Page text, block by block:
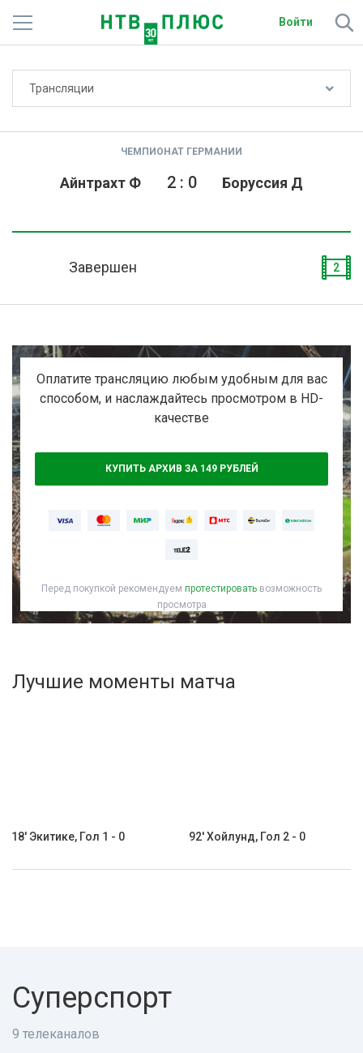
Войти
Активировать промокод
Трансляции
ЧЕМПИОНАТ ГЕРМАНИИ
Айнтрахт Ф Боруссия Д
2: 0
Завершен 2
Оплатите трансляцию любым удобным для вас
способом, и наслаждайтесь просмотром в HD-
качестве
КУПИТЬ АРХИВ ЗА 149 РУБЛЕЙ
Перед покупкой рекомендуем протестировать возможность
просмотра
Лучшие моменты матча
18' Экитике, Гол 1 - 0 92' Хойлунд, Гол 2 - 0
Суперспорт
9 телеканалов